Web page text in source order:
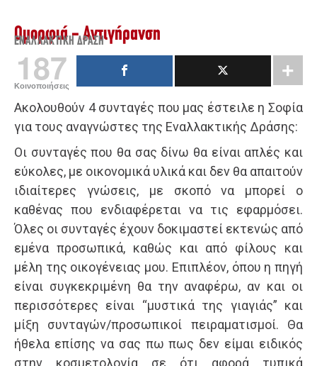
Ομορφιά - Αντιγήρανση
ΕΝΑΛΛΑΚΤΙΚΉ ΔΡΆΣΗ
187
Κοινοποιήσεις
Ακολουθούν 4 συνταγές που μας έστειλε η Σοφία
για τους αναγνώστες της Εναλλακτικής Δράσης:
Οι συνταγές που θα σας δίνω θα είναι απλές και
εύκολες, με οικονομικά υλικά και δεν θα απαιτούν
ιδιαίτερες γνώσεις, με σκοπό να μπορεί ο
καθένας που ενδιαφέρεται να τις εφαρμόσει.
Όλες οι συνταγές έχουν δοκιμαστεί εκτενώς από
εμένα προσωπικά, καθώς και από φίλους και
μέλη της οικογένειας μου. Επιπλέον, όπου η πηγή
είναι συγκεκριμένη θα την αναφέρω, αν και οι
περισσότερες είναι “μυστικά της γιαγιάς” και
μίξη συνταγών/προσωπικοί πειραματισμοί. Θα
ήθελα επίσης να σας πω πως δεν είμαι ειδικός
στην κοσμετολογία σε ότι αφορά τυπικά